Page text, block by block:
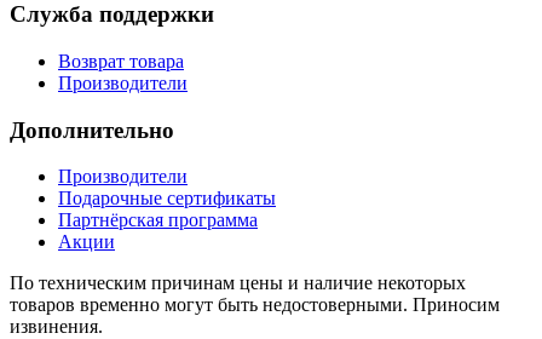
Служба поддержки
Возврат товара
Производители
Дополнительно
Производители
Подарочные сертификаты
Партнёрская программа
Акции
По техническим причинам цены и наличие некоторых
товаров временно могут быть недостоверными. Приносим
извинения.